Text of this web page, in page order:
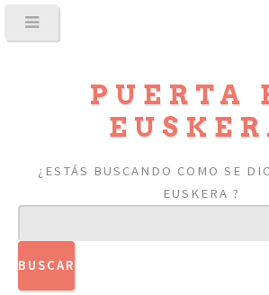
PUERTA
¿ESTÁS BUSCANDO COMO SE
EUSKERA ?